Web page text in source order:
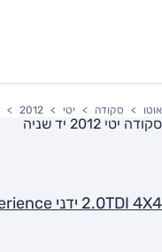
אוטו סקודה יטי 2012
סקודה יטי 2012 יד שניה
2.0TDI 4X4 ידני Experience